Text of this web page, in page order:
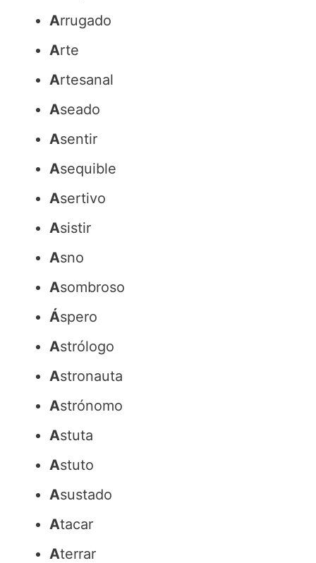
Arrugado
Arte
Artesanal
Aseado
Asentir
Asequible
Asertivo
Asistir
Asno
Asombroso
Áspero
Astrólogo
Astronauta
Astrónomo
Astuta
Astuto
Asustado
Atacar
Aterrar